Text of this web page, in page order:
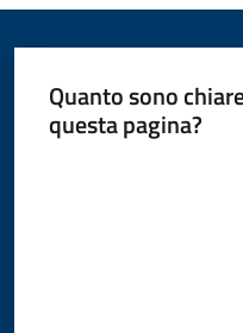
Quanto sono
questa pagina?